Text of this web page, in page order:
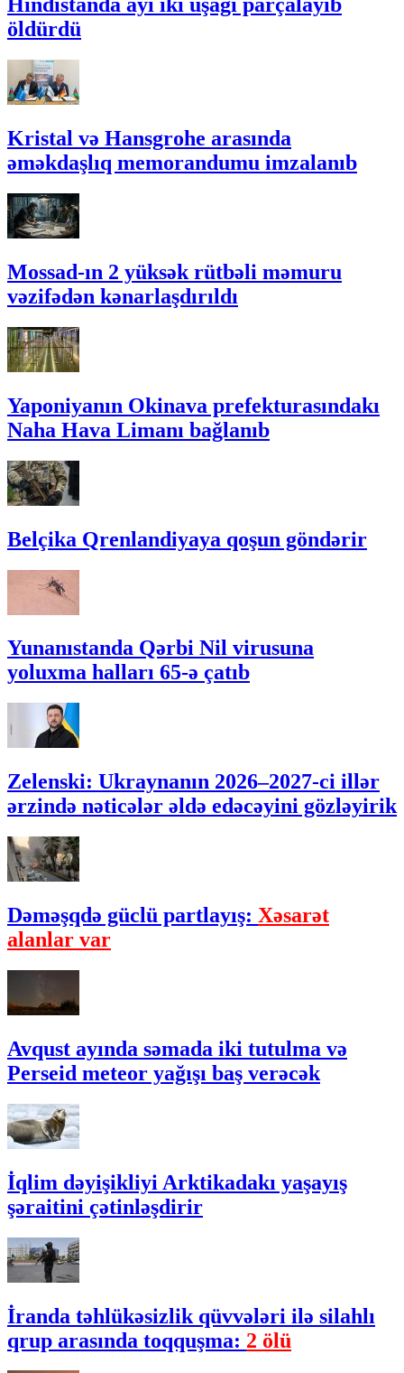
Hindistanda ayı iki uşağı parçalayıb
öldürdü
Kristal və Hansgrohe arasında
əməkdaşlıq memorandumu imzalanıb
Mossad-ın 2 yüksək rütbəli məmuru
vəzifədən kənarlaşdırıldı
Yaponiyanın Okinava prefekturasındakı
Naha Hava Limanı bağlanıb
Belçika Qrenlandiyaya qoşun göndərir
Yunanıstanda Qərbi Nil virusuna
yoluxma halları 65-ə çatıb
Zelenski: Ukraynanın 2026–2027-ci illər
ərzində nəticələr əldə edəcəyini gözləyirik
Dəməşqdə güclü partlayış: Xəsarət
alanlar var
Avqust ayında səmada iki tutulma və
Perseid meteor yağışı baş verəcək
İqlim dəyişikliyi Arktikadakı yaşayış
şəraitini çətinləşdirir
İranda təhlükəsizlik qüvvələri ilə silahlı
qrup arasında toqquşma: 2 ölü